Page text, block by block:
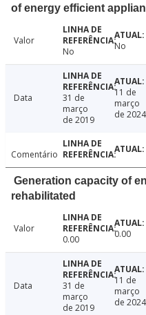
of energy efficient
Valor
No
No
Data
31 de
março
de 2019
11 de
março
de 2024
Comentário
Generation capacity of
rehabilitated
Valor
0.00
0.00
Data
31 de
março
de 2019
11 de
março
de 2024